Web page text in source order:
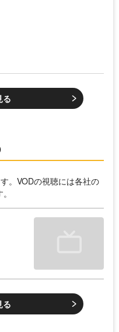
る
。VODの視聴には各社の
る